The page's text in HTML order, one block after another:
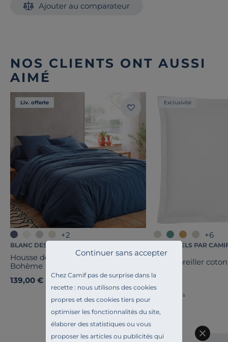
Chez Camif pas de surprise dans la
recette : nous utilisons des cookies
propres et des cookies tiers pour
optimiser les fonctionnalités du site,
élaborer des statistiques ou vous
proposer les articles ou publicités qui
Continuer sans accepter
Ajouter au comparateur
NOS CLIENTS ONT AUSSI
AIMÉ
Liv. offerte
+2
BLANC DES VOSGES
Housse de couette percale lavée
Bohème
139,00 €
Exclusivité
+6
ESSENTIELS PAR
Taie d'oreiller
16,00 €
Français